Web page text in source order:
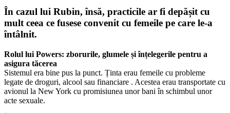
În cazul lui Rubin, însă, practicile ar fi depășit cu
mult ceea ce fusese convenit cu femeile pe care le-a
întâlnit.
Rolul lui Powers: zborurile, glumele și înțelegerile pentru a
asigura tăcerea
Sistemul era bine pus la punct. Ținta erau femeile cu probleme
legate de droguri, alcool sau financiare . Acestea erau transportate cu
avionul la New York cu promisiunea unor bani în schimbul unor
acte sexuale.